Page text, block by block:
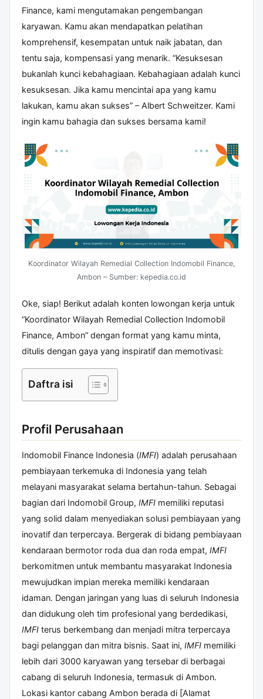
Finance, kami mengutamakan pengembangan
karyawan. Kamu akan mendapatkan pelatihan
komprehensif, kesempatan untuk naik jabatan, dan
tentu saja, kompensasi yang menarik. “Kesuksesan
bukanlah kunci kebahagiaan. Kebahagiaan adalah kunci
kesuksesan. Jika kamu mencintai apa yang kamu
lakukan, kamu akan sukses” – Albert Schweitzer. Kami
ingin kamu bahagia dan sukses bersama kami!
Koordinator Wilayah Remedial Collection Indomobil Finance,
Ambon – Sumber: kepedia.co.id
Oke, siap! Berikut adalah konten lowongan kerja untuk
“Koordinator Wilayah Remedial Collection Indomobil
Finance, Ambon” dengan format yang kamu minta,
ditulis dengan gaya yang inspiratif dan memotivasi:
Daftra isi
Profil Perusahaan
Indomobil Finance Indonesia (IMFI) adalah perusahaan
pembiayaan terkemuka di Indonesia yang telah
melayani masyarakat selama bertahun-tahun. Sebagai
bagian dari Indomobil Group, IMFI memiliki reputasi
yang solid dalam menyediakan solusi pembiayaan yang
inovatif dan terpercaya. Bergerak di bidang pembiayaan
kendaraan bermotor roda dua dan roda empat, IMFI
berkomitmen untuk membantu masyarakat Indonesia
mewujudkan impian mereka memiliki kendaraan
idaman. Dengan jaringan yang luas di seluruh Indonesia
dan didukung oleh tim profesional yang berdedikasi,
IMFI terus berkembang dan menjadi mitra terpercaya
bagi pelanggan dan mitra bisnis. Saat ini, IMFI memiliki
lebih dari 3000 karyawan yang tersebar di berbagai
cabang di seluruh Indonesia, termasuk di Ambon.
Lokasi kantor cabang Ambon berada di [Alamat